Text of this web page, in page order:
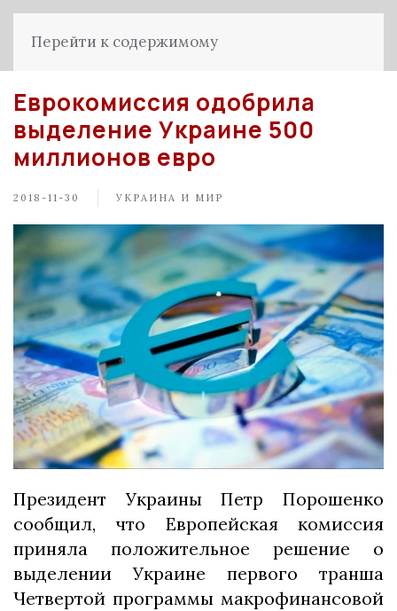
Перейти к содержимому
Еврокомиссия одобрила
выделение Украине 500
миллионов евро
2018-11-30 УКРАИНА И МИР
Президент Украины Петр Порошенко
сообщил, что Европейская комиссия
приняла положительное решение о
выделении Украине первого транша
Четвертой программы макрофинансовой